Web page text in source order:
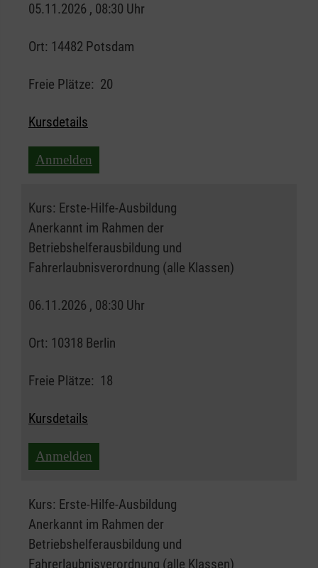
05.11.2026 , 08:30 Uhr
Ort: 14482 Potsdam
Freie Plätze: 20
Kursdetails
Anmelden
Kurs: Erste-Hilfe-Ausbildung
Anerkannt im Rahmen der
Betriebshelferausbildung und
Fahrerlaubnisverordnung (alle Klassen)
06.11.2026 , 08:30 Uhr
Ort: 10318 Berlin
Freie Plätze: 18
Kursdetails
Anmelden
Kurs: Erste-Hilfe-Ausbildung
Anerkannt im Rahmen der
Betriebshelferausbildung und
Fahrerlaubnisverordnung (alle Klassen)